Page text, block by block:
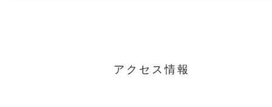
アクセス情報